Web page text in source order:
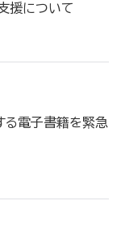
援について
る電子書籍を緊急